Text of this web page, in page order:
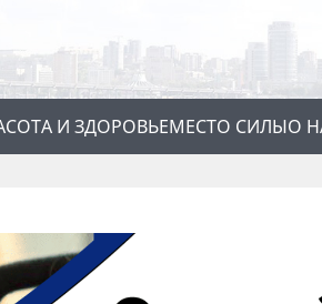
И ЗДОРОВЬЕМЕСТО СИЛЫО